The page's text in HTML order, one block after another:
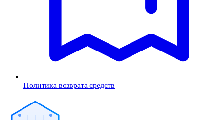
Политика возврата средств